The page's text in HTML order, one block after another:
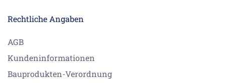
Rechtliche Angaben
AGB
Kundeninformationen
Bauprodukten-Verordnung